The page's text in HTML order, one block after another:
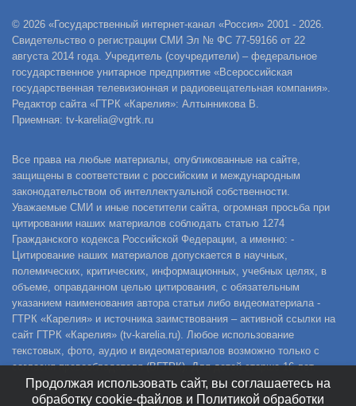
© 2026 «Государственный интернет-канал «Россия» 2001 - 2026.
Свидетельство о регистрации СМИ Эл № ФС 77-59166 от 22
августа 2014 года. Учредитель (соучредители) – федеральное
государственное унитарное предприятие «Всероссийская
государственная телевизионная и радиовещательная компания».
Редактор сайта «ГТРК «Карелия»: Алтынникова В.
Приемная: tv-karelia@vgtrk.ru
Все права на любые материалы, опубликованные на сайте,
защищены в соответствии с российским и международным
законодательством об интеллектуальной собственности.
Уважаемые СМИ и иные посетители сайта, огромная просьба при
цитировании наших материалов соблюдать статью 1274
Гражданского кодекса Российской Федерации, а именно: -
Цитирование наших материалов допускается в научных,
полемических, критических, информационных, учебных целях, в
объеме, оправданном целью цитирования, с обязательным
указанием наименования автора статьи либо видеоматериала -
ГТРК «Карелия» и источника заимствования – активной ссылки на
сайт ГТРК «Карелия» (tv-karelia.ru). Любое использование
текстовых, фото, аудио и видеоматериалов возможно только с
согласия правообладателя (ВГТРК). Для детей старше 16 лет.
Продолжая использовать сайт, вы соглашаетесь на
обработку cookie-файлов и Политикой обработки